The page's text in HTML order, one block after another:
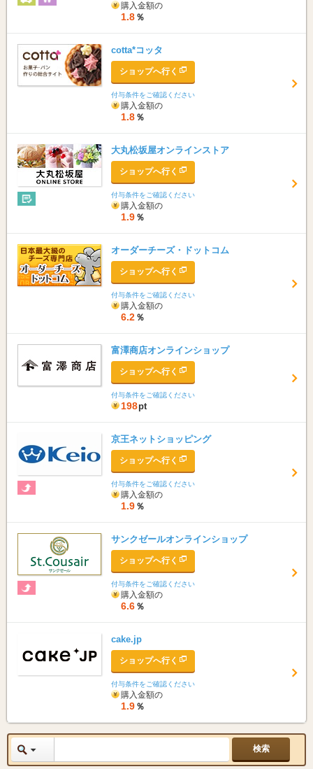
購入金額の
1.8 ％
cotta*コッタ
ショップへ行く
付与条件をご確認ください
購入金額の
1.8 ％
大丸松坂屋オンラインストア
ショップへ行く
付与条件をご確認ください
購入金額の
1.9 ％
オーダーチーズ・ドットコム
ショップへ行く
付与条件をご確認ください
購入金額の
6.2 ％
富澤商店オンラインショップ
ショップへ行く
付与条件をご確認ください
198pt
京王ネットショッピング
ショップへ行く
付与条件をご確認ください
購入金額の
1.9 ％
サンクゼールオンラインショップ
ショップへ行く
付与条件をご確認ください
購入金額の
6.6 ％
cake.jp
ショップへ行く
付与条件をご確認ください
購入金額の
1.9 ％